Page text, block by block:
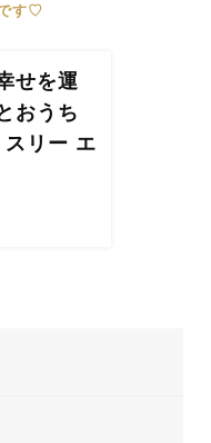
す♡
せを運
おうち
リー エ